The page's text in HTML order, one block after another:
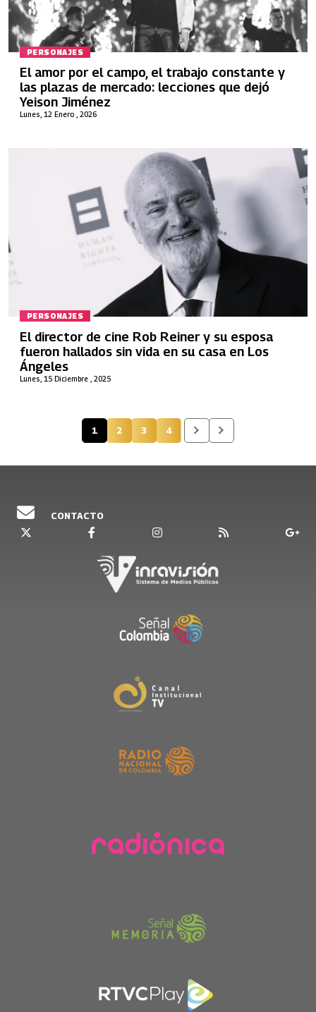
PERSONAJES
Lunes, 12 Enero , 2026
El amor por el campo, el trabajo constante y
las plazas de mercado: lecciones que dejó
Yeison Jiménez
PERSONAJES
Lunes, 15 Diciembre , 2025
El director de cine Rob Reiner y su esposa
fueron hallados sin vida en su casa en Los
Ángeles
Página actual
1 Página
2 Página
3 Página
4
CONTACTO